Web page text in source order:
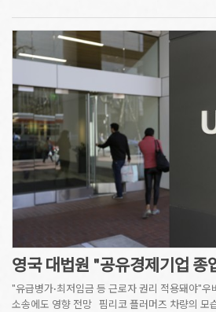
영국 대법원 "공유경제기업 종
"유급병가·최저임금 등 근로자 권리 적용돼야"
소송에도 영향 전망 핌리코 플러머즈 차량의